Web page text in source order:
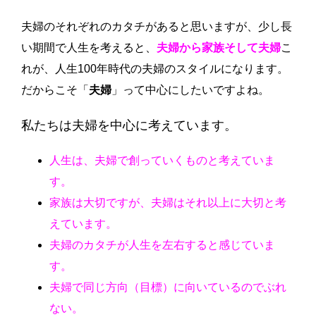
夫婦のそれぞれのカタチがあると思いますが、少し長
い期間で人生を考えると、 夫婦から家族そして夫婦こ
れが、人生100年時代の夫婦のスタイルになります。
だからこそ「 夫婦 」って中心にしたいですよね。
私たちは夫婦を中心に考えています。
人生は、夫婦で創っていくものと考えていま
す。
家族は大切ですが、夫婦はそれ以上に大切と考
えています。
夫婦のカタチが人生を左右すると感じていま
す。
夫婦で同じ方向（目標）に向いているのでぶれ
ない。